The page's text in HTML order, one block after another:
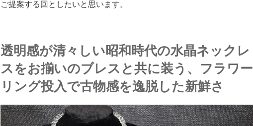
ご提案する回としたいと思います。
透明感が清々しい昭和時代の水晶ネックレ
スをお揃いのブレスと共に装う、フラワー
リング投入で古物感を逸脱した新鮮さ